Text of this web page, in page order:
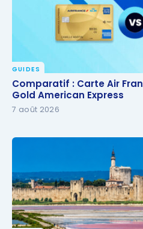
Comparatif : Carte Air
Gold American Express
GUIDES
Comparatif : Carte Air
Gold American Express
7 août 2026